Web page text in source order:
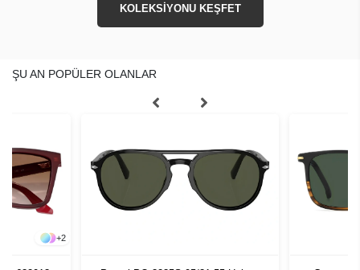
KOLEKSİYONU KEŞFET
ŞU AN POPÜLER OLANLAR
+2